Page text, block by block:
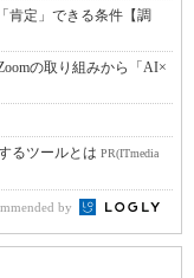
肯定」できる条件【調
の取り組みから「AI×
るツールとは PR(ITmedia
by